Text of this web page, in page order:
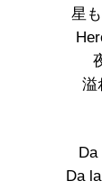
星
溢
Da
Da